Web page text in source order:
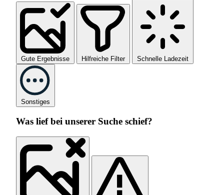
Gute Ergebnisse Hilfreiche Filter Schnelle Ladezeit
Sonstiges
Was lief bei unserer Suche schief?